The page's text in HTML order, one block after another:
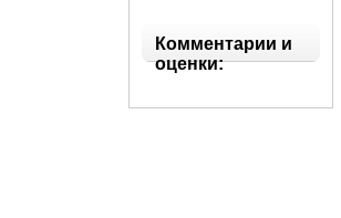
Комментарии и
оценки: